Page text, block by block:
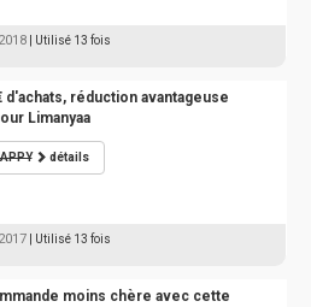
| Utilisé 13 fois
d'achats, réduction avantageuse
Limanyaa
détails
| Utilisé 13 fois
moins chère avec cette